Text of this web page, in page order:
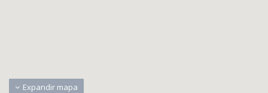
Expandir mapa